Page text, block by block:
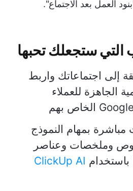
العمل بعد الاجتماع".
التي ستجعلك تحبها
إلى اجتماعاتك واربط
الجاهزة للعملاء
مباشرة بمهام النموذج
وملخصات وعناصر
باستخدام ClickUp AI